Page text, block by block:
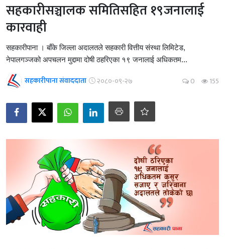
सहकारीसञ्चालक समितिसहित १९जनालाई
कारवाही
सहकारीपाना । बाँके जिल्ला अदालतले सहकारी वित्तीय संस्था लिमिटेड,
नेपालगञ्जको अपचलन मुद्दामा दोषी ठहरिएका १९ जनालाई अधिकतम...
सहकारीपाना संवाददाता २०८०-०९-२७ 0 155